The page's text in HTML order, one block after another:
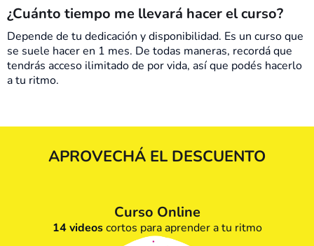
¿Cuánto tiempo me llevará hacer el curso?
Depende de tu dedicación y disponibilidad. Es un curso que
se suele hacer en 1 mes. De todas maneras, recordá que
tendrás acceso ilimitado de por vida, así que podés hacerlo
a tu ritmo.
APROVECHÁ EL DESCUENTO
Curso Online
14 videoscortos para aprender a tu ritmo